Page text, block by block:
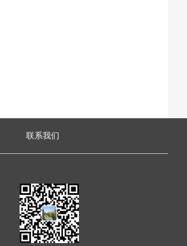
联系我们